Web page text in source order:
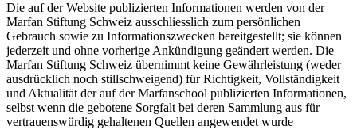
Die auf der Website publizierten Informationen werden von der
Marfan Stiftung Schweiz ausschliesslich zum persönlichen
Gebrauch sowie zu Informationszwecken bereitgestellt; sie können
jederzeit und ohne vorherige Ankündigung geändert werden. Die
Marfan Stiftung Schweiz übernimmt keine Gewährleistung (weder
ausdrücklich noch stillschweigend) für Richtigkeit, Vollständigkeit
und Aktualität der auf der Marfanschool publizierten Informationen,
selbst wenn die gebotene Sorgfalt bei deren Sammlung aus für
vertrauenswürdig gehaltenen Quellen angewendet wurde